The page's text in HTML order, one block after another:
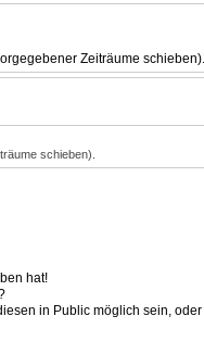
Zeiträume schieben).
schieben).
hat!
in Public möglich sein,